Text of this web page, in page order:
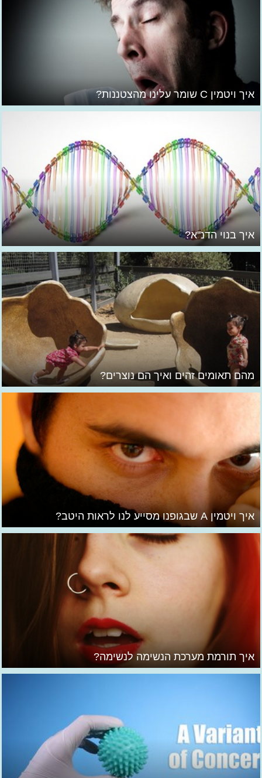
איך ויטמין C שומר עלינו מהצטננות?
איך בנוי הדנ"א?
מהם תאומים זהים ואיך הם נוצרים?
איך ויטמין A שבגופנו מסייע לנו לראות היטב?
איך תורמת מערכת הנשימה לנשימה?